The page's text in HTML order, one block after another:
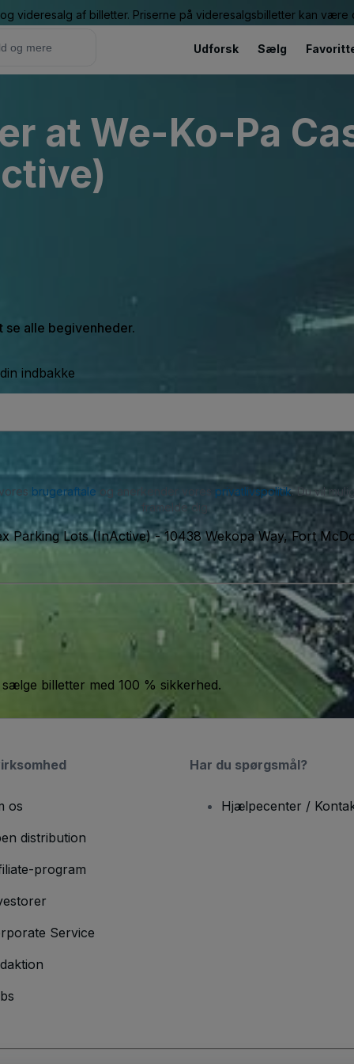
videresalg af billetter. Priserne på videresalgsbilletter kan
Udforsk Sælg
at We-Ko-Pa
alle begivenheder.
indbakke
brugeraftale og anerkender vores privatlivspolitik. Du vil
framelde dig.
Parking Lots (InActive)-10438 Wekopa Way, Fort
billetter med 100 % sikkerhed.
os
distribution
program
Service
Har du spørgsmål?
Hjælpecenter /